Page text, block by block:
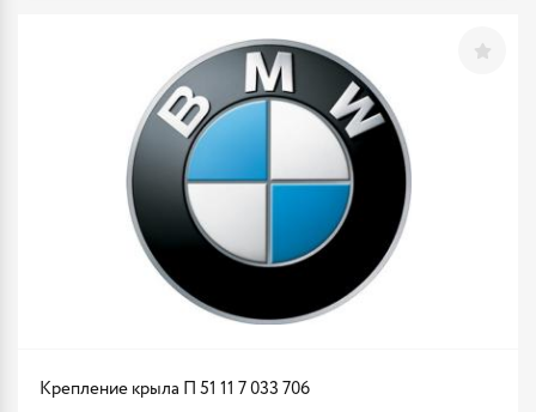
Крепление крыла П 51 11 7 033 706